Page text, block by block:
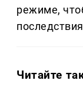
режиме,
Читайте